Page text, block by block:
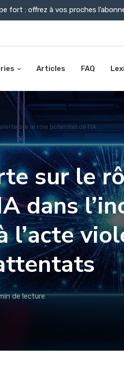
fort : offrez à vos proches
Articles FAQ
sur le rôle potentiel de l’IA ...
sur le
dans
l’acte
de lecture